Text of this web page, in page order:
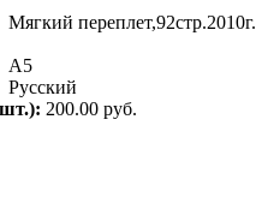
Мягкий переплет,92стр.2010г.
A5
Русский
200.00 руб.